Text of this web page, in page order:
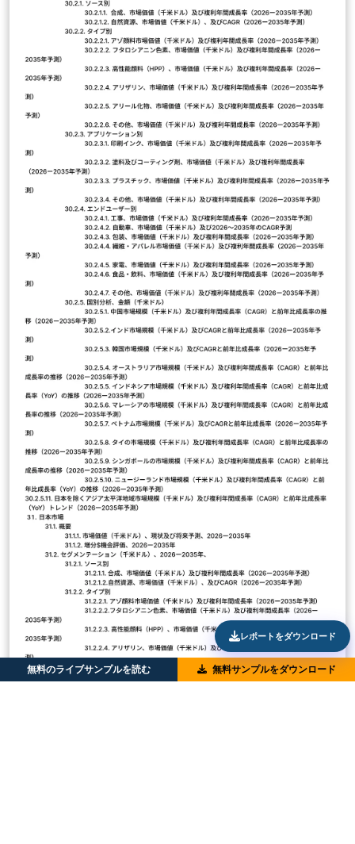
無料のライブサンプルを読む 無料サンプルをダウンロード
レポートをダウンロード